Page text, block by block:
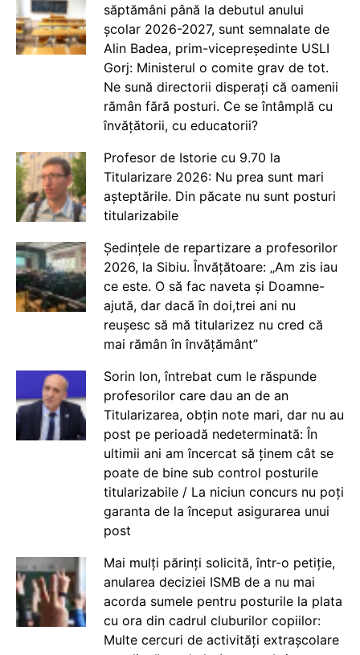
săptămâni până la debutul anului
școlar 2026-2027, sunt semnalate de
Alin Badea, prim-vicepreședinte USLI
Gorj: Ministerul o comite grav de tot.
Ne sună directorii disperați că oamenii
rămân fără posturi. Ce se întâmplă cu
învățătorii, cu educatorii?
Profesor de Istorie cu 9.70 la
Titularizare 2026: Nu prea sunt mari
așteptările. Din păcate nu sunt posturi
titularizabile
Ședințele de repartizare a profesorilor
2026, la Sibiu. Învățătoare: „Am zis iau
ce este. O să fac naveta și Doamne-
ajută, dar dacă în doi,trei ani nu
reușesc să mă titularizez nu cred că
mai rămân în învățământ”
Sorin Ion, întrebat cum le răspunde
profesorilor care dau an de an
Titularizarea, obțin note mari, dar nu au
post pe perioadă nedeterminată: În
ultimii ani am încercat să ținem cât se
poate de bine sub control posturile
titularizabile / La niciun concurs nu poți
garanta de la început asigurarea unui
post
Mai mulți părinți solicită, într-o petiție,
anularea deciziei ISMB de a nu mai
acorda sumele pentru posturile la plata
cu ora din cadrul cluburilor copiilor:
Multe cercuri de activități extrașcolare